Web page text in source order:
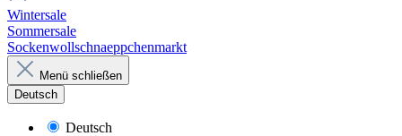
Wintersale
Sommersale
Sockenwollschnaeppchenmarkt
Menü schließen
Deutsch
Deutsch